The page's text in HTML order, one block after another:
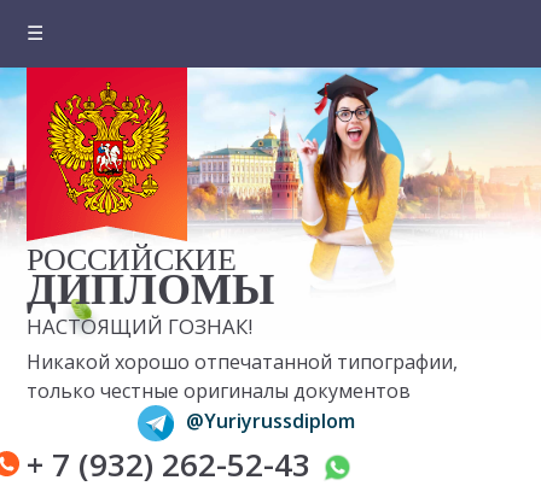
☰
О компании
Цены на документы
Вопросы и ответы
Отзывы клиентов
Оплата и доставка
Контакты
РОССИЙСКИЕ
ДИПЛОМЫ
НАСТОЯЩИЙ ГОЗНАК!
Никакой хорошо отпечатанной типографии,
только честные оригиналы документов
@Yuriyrussdiplom
+ 7 (932) 262-52-43